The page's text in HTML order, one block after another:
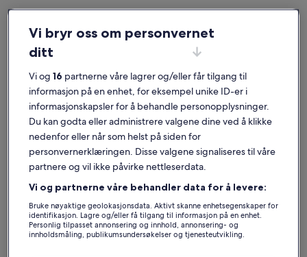
Ta en titt på utvalget vårt av private ferieboliger i nærheten av
om du reiser med barn og kjæledyr, venner eller bare barn, har våre
overnattingssteder fasilitetene du setter pris på når du er på reise,
for eksempel airconditioning og basseng. Her finner du garantert et
sted som passer for alle, med for eksempel røykeforbud og
tilgjengelighetstilpasning.
Ferieboliger med ukesrabatter –
Benalmádena marina
Bildegalleri
Suverent(61 anmeldelser)
Bondegård Allalante Montes de Málaga
Vi bryr oss om personvernet
ditt
Vi og 16 partnerne våre lagrer og/eller får tilgang til
informasjon på en enhet, for eksempel unike ID-er i
informasjonskapsler for å behandle personopplysninger.
Du kan godta eller administrere valgene dine ved å klikke
nedenfor eller når som helst på siden for
personvernerklæringen. Disse valgene signaliseres til våre
partnere og vil ikke påvirke nettleserdata.
Vi og partnerne våre behandler data for å levere:
Bruke nøyaktige geolokasjonsdata. Aktivt skanne enhetsegenskaper for
identifikasjon. Lagre og/eller få tilgang til informasjon på en enhet.
Personlig tilpasset annonsering og innhold, annonsering- og
innholdsmåling, publikumsundersøkelser og tjenesteutvikling.